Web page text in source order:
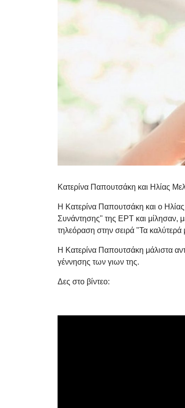
Κατερίνα Παπουτσάκη και Ηλίας
Η Κατερίνα Παπουτσάκη και ο
Συνάντησης" της ΕΡΤ και μίλησαν,
τηλεόραση στην σειρά "Τα καλύτερά
Η Κατερίνα Παπουτσάκη μάλιστα
γέννησης των γιων της.
Δες στο βίντεο: